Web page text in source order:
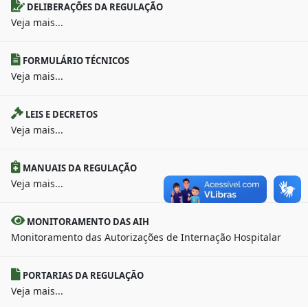
DELIBERAÇÕES DA REGULAÇÃO
Veja mais...
FORMULÁRIO TÉCNICOS
Veja mais...
LEIS E DECRETOS
Veja mais...
MANUAIS DA REGULAÇÃO
Veja mais...
MONITORAMENTO DAS AIH
Monitoramento das Autorizações de Internação Hospitalar
PORTARIAS DA REGULAÇÃO
Veja mais...